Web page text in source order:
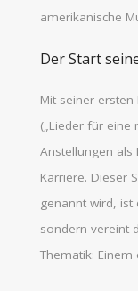
amerikanische
Der Start
Mit seiner
(„Lieder für eine
Anstellungen als
Karriere. Dieser
genannt wird, ist
sondern vereint
Thematik: